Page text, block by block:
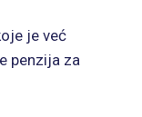
je već
penzija za